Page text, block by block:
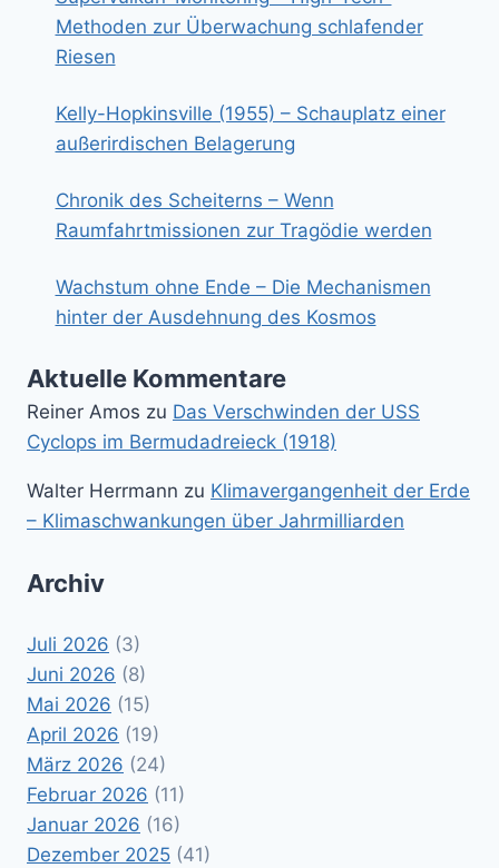
Methoden zur Überwachung schlafender
Riesen
Kelly-Hopkinsville (1955) – Schauplatz einer
außerirdischen Belagerung
Chronik des Scheiterns – Wenn
Raumfahrtmissionen zur Tragödie werden
Wachstum ohne Ende – Die Mechanismen
hinter der Ausdehnung des Kosmos
Aktuelle Kommentare
Reiner Amos zu Das Verschwinden der USS
Cyclops im Bermudadreieck (1918)
Walter Herrmann zu Klimavergangenheit der Erde
– Klimaschwankungen über Jahrmilliarden
Archiv
Juli 2026 (3)
Juni 2026 (8)
Mai 2026 (15)
April 2026 (19)
März 2026 (24)
Februar 2026 (11)
Januar 2026 (16)
Dezember 2025 (41)